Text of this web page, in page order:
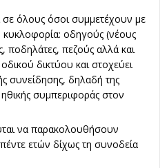
σε όλους όσοι συμμετέχουν με
οδηγούς (νέους
ποδηλάτες, πεζούς αλλά και
δικτύου και στοχεύει
συνείδησης, δηλαδή της
συμπεριφοράς στον
να παρακολουθήσουν
ετών δίχως τη συνοδεία